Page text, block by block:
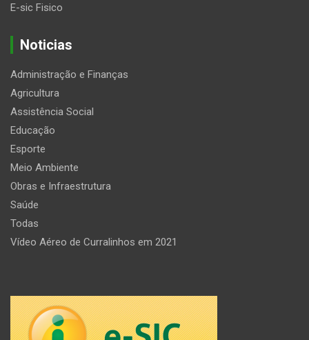
E-sic Fisico
Noticias
Administração e Finanças
Agricultura
Assistência Social
Educação
Esporte
Meio Ambiente
Obras e Infraestrutura
Saúde
Todas
Vídeo Aéreo de Curralinhos em 2021